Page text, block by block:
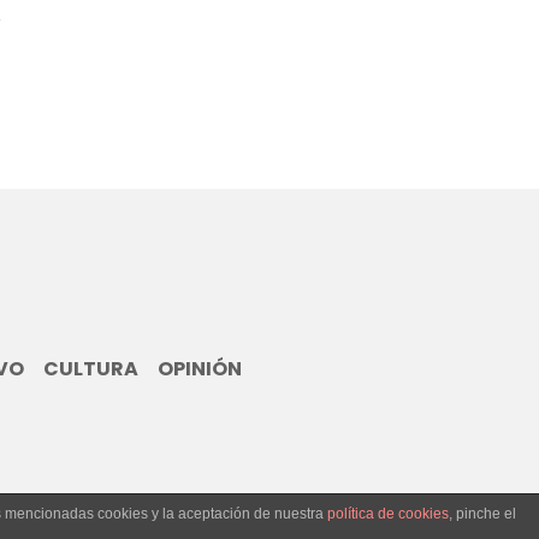
CULTURA OPINIÓN
cookies y la aceptación de nuestra política de cookies, pinche el